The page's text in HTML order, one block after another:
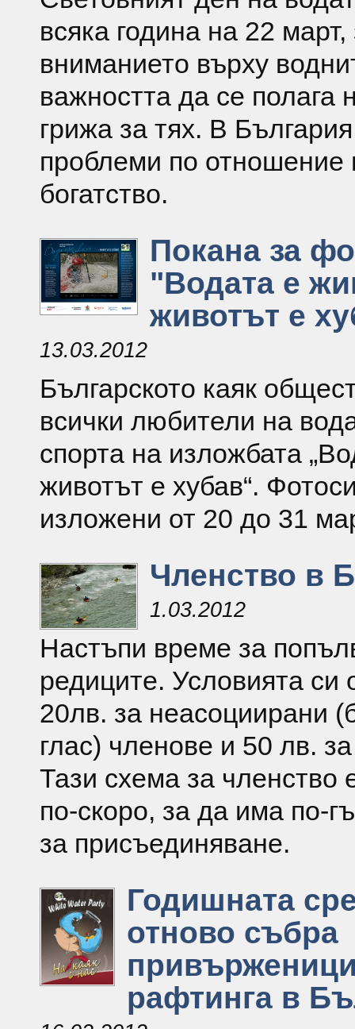
всяка година на 22
вниманието върху
важността да се полага
грижа за тях. В
проблеми по отношение
богатство.
Покана за
"Водата е
животът е
13.03.2012
Българското каяк
всички любители на
спорта на изложбата
животът е хубав“.
изложени от 20 до 31
Членство в
1.03.2012
Настъпи време за
редиците. Условията си
20лв. за неасоциирани
глас) членове и 50 лв.
Тази схема за членство
по-скоро, за да има по-
за присъединяване.
Годишната
отново събра
рафтинга в